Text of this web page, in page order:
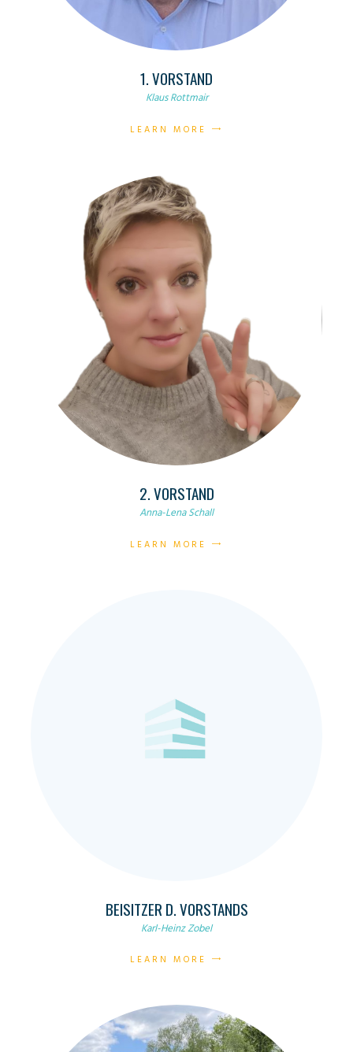
1. VORSTAND
Klaus Rottmair
LEARN MORE
2. VORSTAND
Anna-Lena Schall
LEARN MORE
BEISITZER D. VORSTANDS
Karl-Heinz Zobel
LEARN MORE